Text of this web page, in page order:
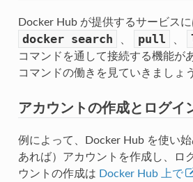
Docker Hub が提供するサービス
docker search pull
コマンドを通して接続する機能が
コマンドの働きを見ていきましょ
アカウントの作成とログイ
例によって、Docker Hub を使い
あれば）アカウントを作成し、ロ
ウントの作成は Docker Hub 上で